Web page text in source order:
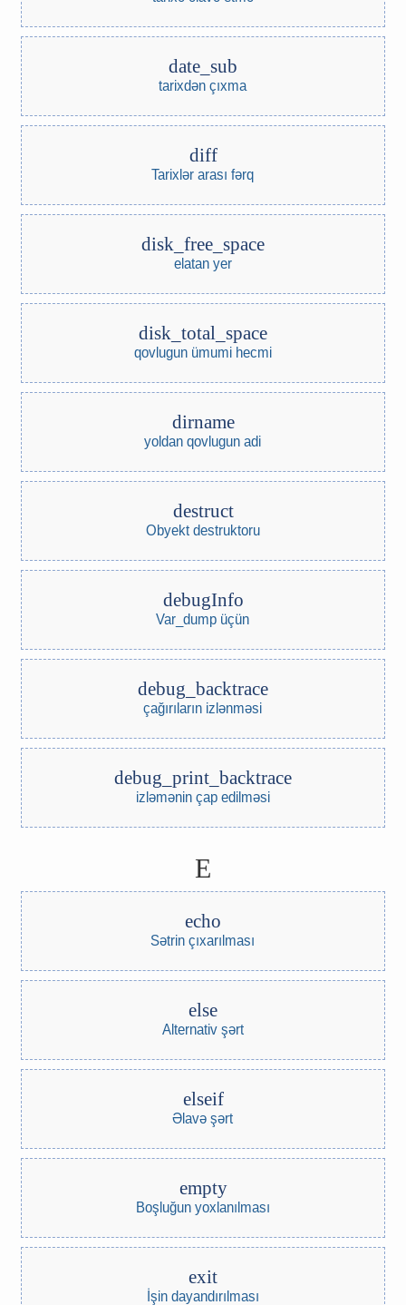
date_sub
tarixdən çıxma
diff
Tarixlər arası fərq
disk_free_space
elatan yer
disk_total_space
qovlugun ümumi hecmi
dirname
yoldan qovlugun adi
destruct
Obyekt destruktoru
debugInfo
Var_dump üçün
debug_backtrace
çağırıların izlənməsi
debug_print_backtrace
izləmənin çap edilməsi
E
echo
Sətrin çıxarılması
else
Alternativ şərt
elseif
Əlavə şərt
empty
Boşluğun yoxlanılması
exit
İşin dayandırılması